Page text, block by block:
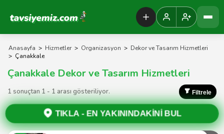
Tavsiyemiz Anasayfa
Anasayfa > Hizmetler > Organizasyon > Dekor ve Tasarım Hizmetleri
> Çanakkale
Çanakkale Dekor ve Tasarım Hizmetleri
1 sonuçtan 1 - 1 arası gösteriliyor. Filtrele
TIKLA - EN YAKININDAKİNİ BUL